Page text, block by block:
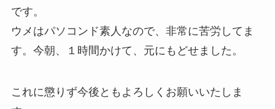
です。
ウメはパソコンド素人なので、非常に苦労してま
す。今朝、１時間かけて、元にもどせました。
これに懲りず今後ともよろしくお願いいたしま